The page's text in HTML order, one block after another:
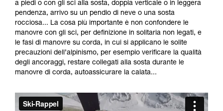
formazione ed un addestramento specifico.
Verificate con un professionista la vostra
capacità di rifare la manovra, da soli, in piena
sicurezza, prima di riprodurla autonomamente.
Forniamo esempi di tecniche relative alla vostra
attività. Ne possono esistere altre che non
vengono qui descritte.
a piedi o con gli sci alla sosta, doppia verticale o in leggera
pendenza, arrivo su un pendio di neve o una sosta
rocciosa... La cosa più importante è non confondere le
manovre con gli sci, per definizione in solitaria non legati, e
le fasi di manovre su corda, in cui si applicano le solite
precauzioni dell’alpinismo, per esempio verificare la qualità
degli ancoraggi, restare collegati alla sosta durante le
manovre di corda, autoassicurare la calata...